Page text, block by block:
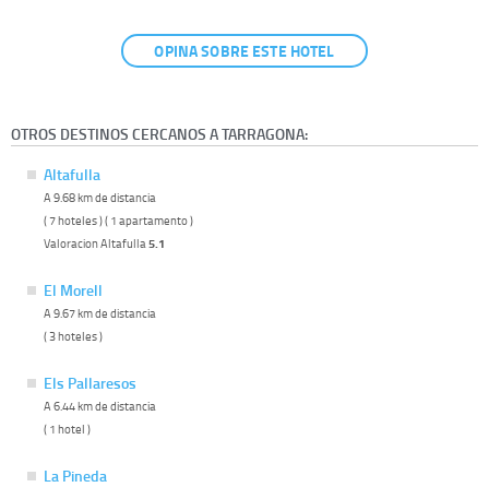
OPINA SOBRE ESTE HOTEL
OTROS DESTINOS CERCANOS A TARRAGONA:
Altafulla
A 9.68 km de distancia
( 7 hoteles ) ( 1 apartamento )
Valoracion Altafulla 5.1
El Morell
A 9.67 km de distancia
( 3 hoteles )
Els Pallaresos
A 6.44 km de distancia
( 1 hotel )
La Pineda